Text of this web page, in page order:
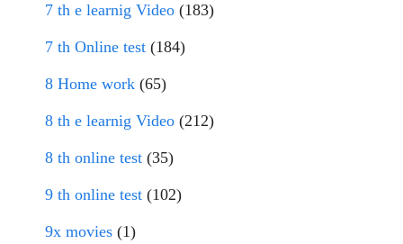
7 th e learnig Video (183)
7 th Online test (184)
8 Home work (65)
8 th e learnig Video (212)
8 th online test (35)
9 th online test (102)
9x movies (1)